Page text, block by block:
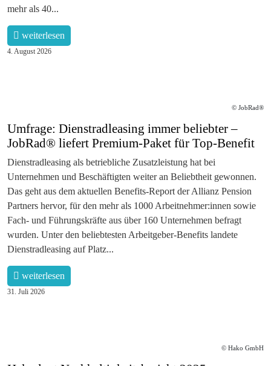
mehr als 40...
weiterlesen
4. August 2026
© JobRad®
Umfrage: Dienstradleasing immer beliebter –
JobRad® liefert Premium-Paket für Top-Benefit
Dienstradleasing als betriebliche Zusatzleistung hat bei
Unternehmen und Beschäftigten weiter an Beliebtheit gewonnen.
Das geht aus dem aktuellen Benefits-Report der Allianz Pension
Partners hervor, für den mehr als 1000 Arbeitnehmer:innen sowie
Fach- und Führungskräfte aus über 160 Unternehmen befragt
wurden. Unter den beliebtesten Arbeitgeber-Benefits landete
Dienstradleasing auf Platz...
weiterlesen
31. Juli 2026
© Hako GmbH